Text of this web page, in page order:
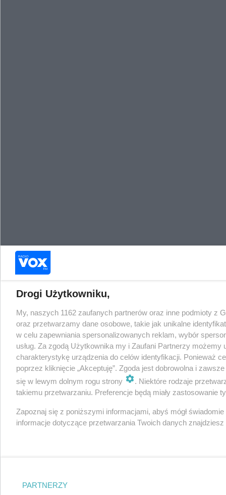
Drogi Użytkowniku,
My, naszych 1162 zaufanych partnerów oraz inne podmioty z
oraz przetwarzamy dane osobowe, takie jak unikalne
w celu zapewniania spersonalizowanych reklam, wybór
usług. Za zgodą Użytkownika my i Zaufani Partnerzy
charakterystykę urządzenia do celów identyfikacji. Ponieważ
poprzez kliknięcie „Akceptuję”. Zgoda jest dobrowolna i
się w lewym dolnym rogu strony
. Niektóre rodzaje
takiemu przetwarzaniu. Preferencje będą miały zastosowanie
Zapoznaj się z poniższymi informacjami, abyś mógł
informacje dotyczące przetwarzania Twoich danych
PARTNERZY